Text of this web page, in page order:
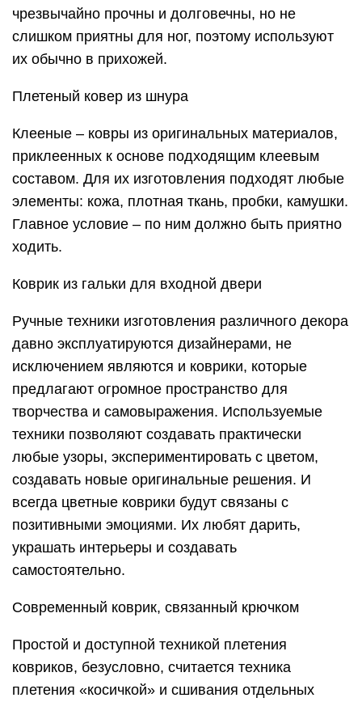
чрезвычайно прочны и долговечны, но не
слишком приятны для ног, поэтому используют
их обычно в прихожей.
Плетеный ковер из шнура
Клееные – ковры из оригинальных материалов,
приклеенных к основе подходящим клеевым
составом. Для их изготовления подходят любые
элементы: кожа, плотная ткань, пробки, камушки.
Главное условие – по ним должно быть приятно
ходить.
Коврик из гальки для входной двери
Ручные техники изготовления различного декора
давно эксплуатируются дизайнерами, не
исключением являются и коврики, которые
предлагают огромное пространство для
творчества и самовыражения. Используемые
техники позволяют создавать практически
любые узоры, экспериментировать с цветом,
создавать новые оригинальные решения. И
всегда цветные коврики будут связаны с
позитивными эмоциями. Их любят дарить,
украшать интерьеры и создавать
самостоятельно.
Современный коврик, связанный крючком
Простой и доступной техникой плетения
ковриков, безусловно, считается техника
плетения «косичкой» и сшивания отдельных